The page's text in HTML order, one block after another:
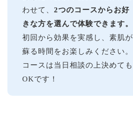
わせて、 2つのコースからお好
きな方を選んで体験できます。
初回から効果を実感し、素肌が
蘇る時間をお楽しみください。
コースは当日相談の上決めても
OKです！